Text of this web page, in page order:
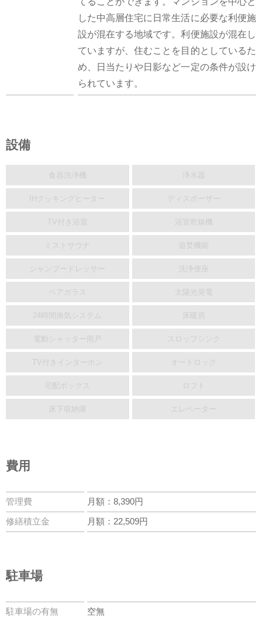
した中高層住宅に日常生活に必要な利便施
設が混在する地域です。利便施設が混在し
ていますが、住むことを目的としているた
め、日当たりや日影など一定の条件が設け
られています。
設備
食器洗浄機 浄水器
IHクッキングヒーター ディスポーザー
TV付き浴室 浴室乾燥機
ミストサウナ 追焚機能
シャンプードレッサー 洗浄便座
ペアガラス 太陽光発電
24時間換気システム 床暖房
電動シャッター雨戸 スロップシンク
TV付きインターホン オートロック
宅配ボックス ロフト
床下収納庫 エレベーター
費用
管理費 月額：8,390円
修繕積立金 月額：22,509円
駐車場
駐車場の有無 空無